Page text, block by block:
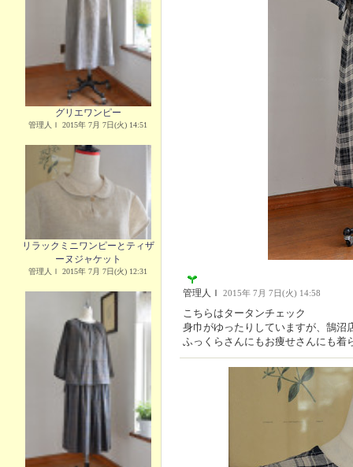
グリエワンピー
管理人Ｉ 2015年 7月 7日(火) 14:51
リラックミニワンピーとティザ
ーヌジャケット
管理人Ｉ 2015年 7月 7日(火) 12:31
管理人Ｉ 2015年 7月 7日(火) 14:58
こちらはタータンチェック
身巾がゆったりしていますが、鵠沼
ふっくらさんにもお痩せさんにも着